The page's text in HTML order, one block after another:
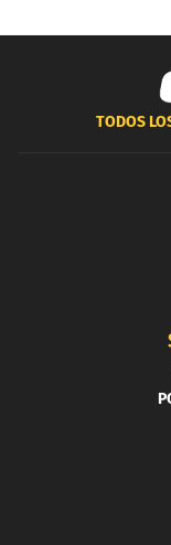
TODOS